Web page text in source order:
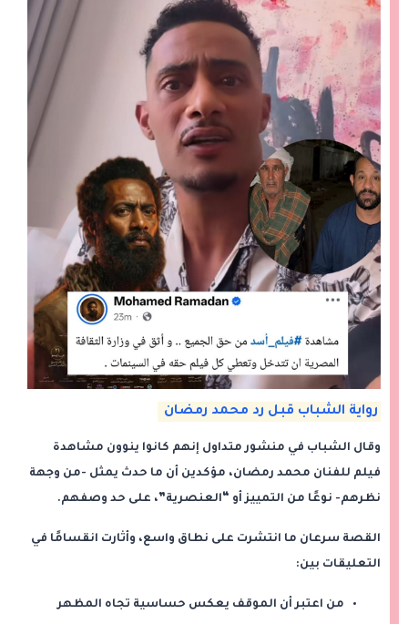
رواية الشباب قبل رد محمد رمضان
وقال الشباب في منشور متداول إنهم كانوا ينوون مشاهدة
فيلم للفنان محمد رمضان، مؤكدين أن ما حدث يمثل -من وجهة
نظرهم- نوعًا من التمييز أو “العنصرية”، على حد وصفهم.
القصة سرعان ما انتشرت على نطاق واسع، وأثارت انقسامًا في
التعليقات بين:
من اعتبر أن الموقف يعكس حساسية تجاه المظهر